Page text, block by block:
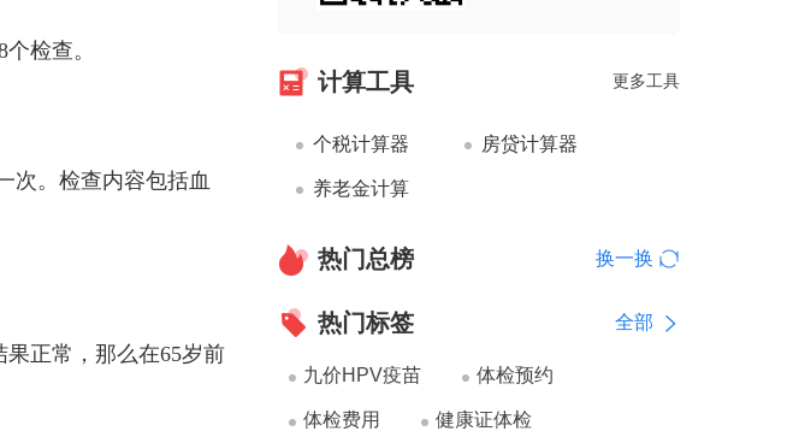
检查。
次。检查内容包括血
正常，那么在65岁前
计算工具 更多工具
个税计算器 房贷计算器
养老金计算
热门总榜 换一换
热门标签 全部
九价HPV疫苗 体检预约
体检费用 健康证体检